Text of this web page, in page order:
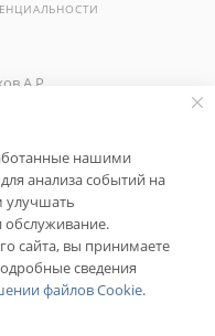
А.Р.
нашими
анализа событий на
улучшать
обслуживание.
сайта, вы принимаете
сведения
файлов Cookie.